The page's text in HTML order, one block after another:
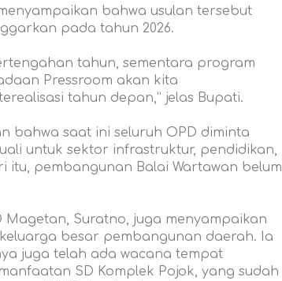
bahwa usulan tersebut
pada tahun 2026.
tahun, sementara program
Pressroom akan kita
tahun depan,” jelas Bupati.
bahwa saat ini seluruh OPD diminta
untuk sektor infrastruktur, pendidikan,
pembangunan Balai Wartawan belum
Magetan, Suratno, juga menyampaikan
besar pembangunan daerah. Ia
juga telah ada wacana tempat
SD Komplek Pojok, yang sudah